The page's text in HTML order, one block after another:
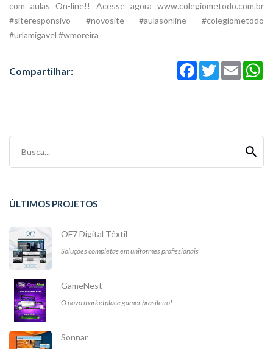
com aulas On-line!! Acesse agora www.colegiometodo.com.br
#siteresponsivo #novosite #aulasonline #colegiometodo
#urlamigavel #wmoreira
Compartilhar: FacebookTwitterEmail
Busca...
ÚLTIMOS PROJETOS
OF7 Digital Têxtil
Soluções completas em uniformes profissionais
GameNest
O novo marketplace gamer brasileiro!
Sonnar